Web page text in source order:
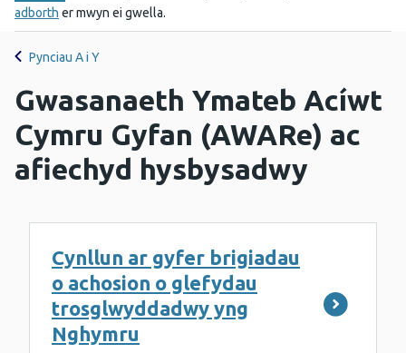
adborth er mwyn ei gwella.
Pynciau A i Y
Gwasanaeth Ymateb Acíwt
Cymru Gyfan (AWARe) ac
afiechyd hysbysadwy
Cynllun ar gyfer brigiadau
o achosion o glefydau
trosglwyddadwy yng
Nghymru